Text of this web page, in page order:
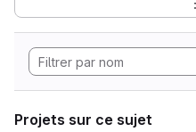
Projets sur ce sujet